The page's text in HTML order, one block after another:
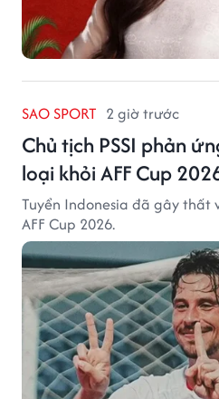
SAO SPORT 2 giờ trước
Chủ tịch PSSI phản
loại khỏi AFF Cup
Tuyển Indonesia đã gây thất
AFF Cup 2026.